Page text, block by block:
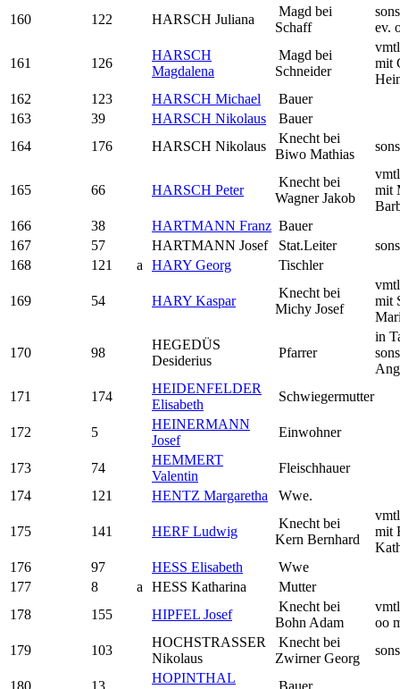
160 122 HARSCH Juliana
Magd bei
Schaff
ev.
161 126
HARSCH
Magdalena
Magd bei
Schneider
mit
162
123 HARSCH Michael
Bauer
163
39 HARSCH Nikolaus
Bauer
164
176 HARSCH Nikolaus
Knecht bei
Biwo Mathias
165 66 HARSCH Peter
Knecht bei
Wagner Jakob
mit
166
38 HARTMANN Franz Bauer
167
57 HARTMANN Josef Stat.Leiter
168
121 a HARY Georg Tischler
169 54 HARY Kaspar
Knecht bei
Michy Josef
mit
170 98
HEGEDÜS
Desiderius
Pfarrer
in
171
174
HEIDENFELDER
Elisabeth
Schwiegermutter
172 5
HEINERMANN
Josef
Einwohner
173 74
HEMMERT
Valentin
Fleischhauer
174
121 HENTZ Margaretha Wwe.
175 141 HERF Ludwig
Knecht bei
Kern Bernhard
mit
176
97 HESS Elisabeth
Wwe
177
8 a HESS Katharina
Mutter
178
155 HIPFEL Josef
Knecht bei
Bohn Adam
oo
179
103
HOCHSTRASSER
Nikolaus
Knecht bei
Zwirner Georg
180 13
HOPINTHAL
Bauer